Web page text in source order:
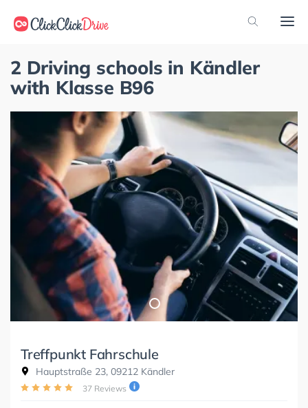
2 Driving schools in Kändler
with Klasse B96
Treffpunkt Fahrschule
Hauptstraße 23, 09212 Kändler
37 Reviews